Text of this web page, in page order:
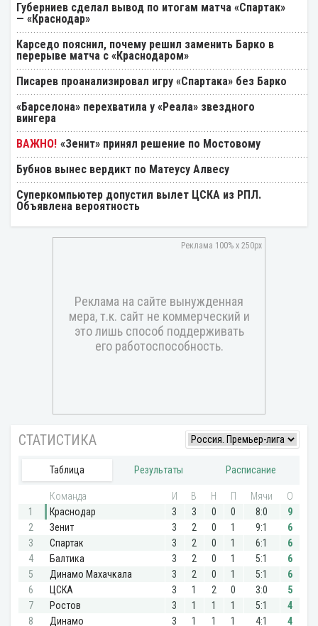
Губерниев сделал вывод по итогам матча «Спартак»
— «Краснодар»
Карседо пояснил, почему решил заменить Барко в
перерыве матча с «Краснодаром»
Писарев проанализировал игру «Спартака» без Барко
«Барселона» перехватила у «Реала» звездного
вингера
«Зенит» принял решение по Мостовому
Бубнов вынес вердикт по Матеусу Алвесу
Суперкомпьютер допустил вылет ЦСКА из РПЛ.
Объявлена вероятность